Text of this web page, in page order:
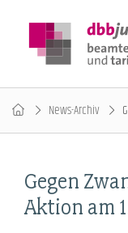
News-Archiv
Gegen
Aktion am